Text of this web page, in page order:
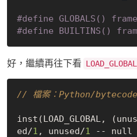
#define GLOBALS()
#define BUILTINS()
好，繼續再往下看 LOAD_GLOBAL
// 檔案：Python/
inst(LOAD_GLOBAL,
ed/1 , unused/1 -- null